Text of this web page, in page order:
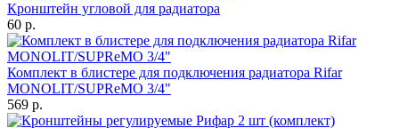
Кронштейн угловой для радиатора
60 р.
Комплект в блистере для подключения радиатора Rifar
MONOLIT/SUPReMO 3/4"
569 р.